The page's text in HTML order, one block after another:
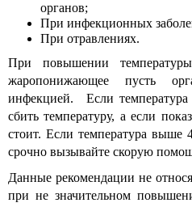
органов;
При инфекционных
При отравлениях.
При повышении
жаропонижающее пусть
инфекцией. Если
сбить температуру, а если
стоит. Если температура выше
срочно вызывайте скорую
Данные рекомендации не
при не значительном